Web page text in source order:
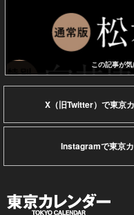
この記事が
X（旧Twitter）で東京
Instagramで東京